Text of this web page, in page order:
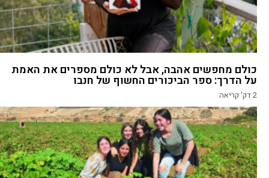
כולם מחפשים אהבה, אבל לא כולם מספרים את האמת
על הדרך: ספר הביכורים החשוף של חנבו
2דק' קריאה